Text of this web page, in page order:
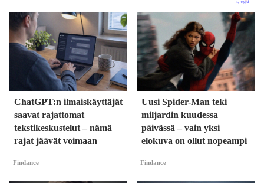
ChatGPT:n ilmaiskäyttäjät
saavat rajattomat
tekstikeskustelut – nämä
rajat jäävät voimaan
Findance
Uusi Spider-Man teki
miljardin kuudessa
päivässä – vain yksi
elokuva on ollut nopeampi
Findance